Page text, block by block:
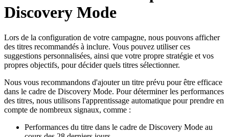
Discovery Mode
Lors de la configuration de votre campagne, nous pouvons afficher
des titres recommandés à inclure. Vous pouvez utiliser ces
suggestions personnalisées, ainsi que votre propre stratégie et vos
propres objectifs, pour décider quels titres sélectionner.
Nous vous recommandons d'ajouter un titre prévu pour être efficace
dans le cadre de Discovery Mode. Pour déterminer les performances
des titres, nous utilisons l'apprentissage automatique pour prendre en
compte de nombreux signaux, comme :
Performances du titre dans le cadre de Discovery Mode au